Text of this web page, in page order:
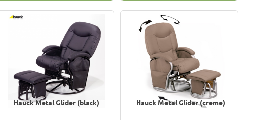
Hauck Metal Glider (black) Hauck Metal Glider (creme)